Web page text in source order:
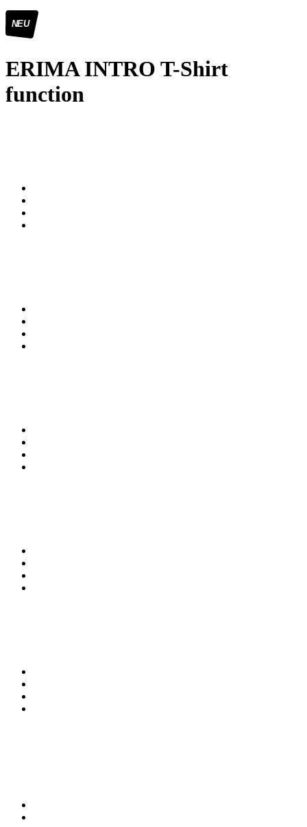
NEU
ERIMA INTRO T-Shirt
function